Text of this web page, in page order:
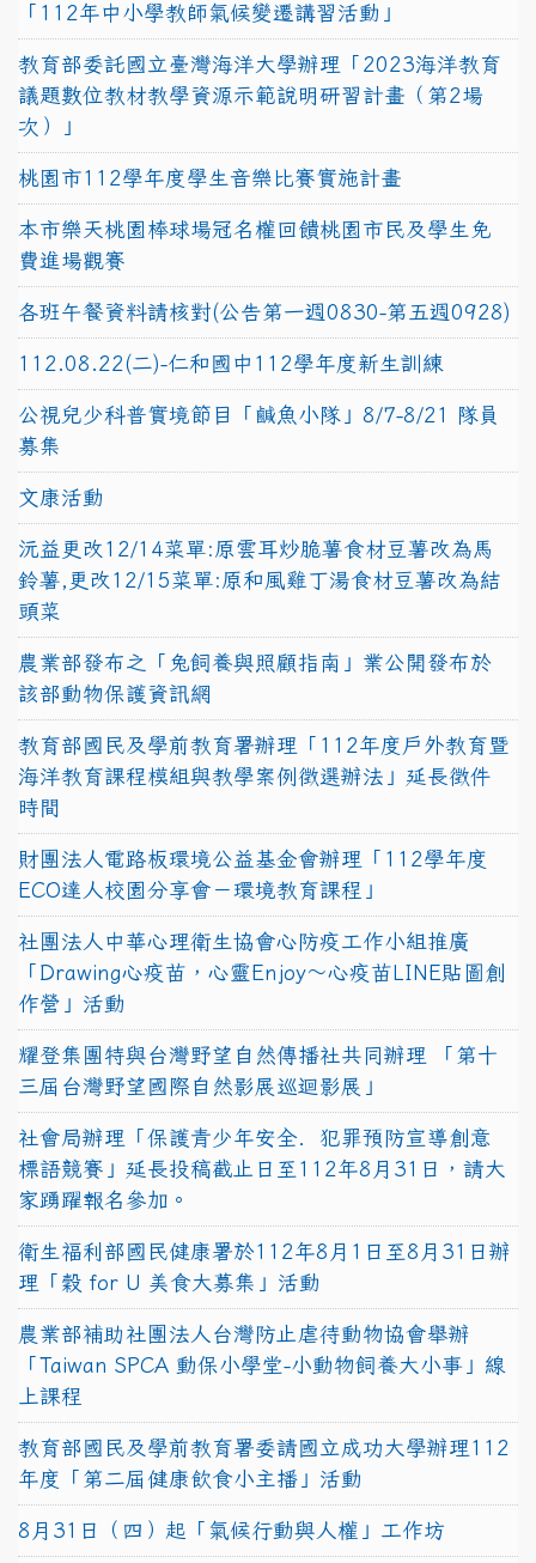
「112年中小學教師氣候變遷講習活動」
教育部委託國立臺灣海洋大學辦理「2023海洋教育
議題數位教材教學資源示範說明研習計畫（第2場
次）」
桃園市112學年度學生音樂比賽實施計畫
本市樂天桃園棒球場冠名權回饋桃園市民及學生免
費進場觀賽
各班午餐資料請核對(公告第一週0830-第五週0928)
112.08.22(二)-仁和國中112學年度新生訓練
公視兒少科普實境節目「鹹魚小隊」8/7-8/21 隊員
募集
文康活動
沅益更改12/14菜單:原雲耳炒脆薯食材豆薯改為馬
鈴薯,更改12/15菜單:原和風雞丁湯食材豆薯改為結
頭菜
農業部發布之「兔飼養與照顧指南」業公開發布於
該部動物保護資訊網
教育部國民及學前教育署辦理「112年度戶外教育暨
海洋教育課程模組與教學案例徵選辦法」延長徵件
時間
財團法人電路板環境公益基金會辦理「112學年度
ECO達人校園分享會－環境教育課程」
社團法人中華心理衛生協會心防疫工作小組推廣
「Drawing心疫苗，心靈Enjoy〜心疫苗LINE貼圖創
作營」活動
耀登集團特與台灣野望自然傳播社共同辦理 「第十
三屆台灣野望國際自然影展巡迴影展」
社會局辦理「保護青少年安全．犯罪預防宣導創意
標語競賽」延長投稿截止日至112年8月31日，請大
家踴躍報名參加。
衛生福利部國民健康署於112年8月1日至8月31日辦
理「穀 for U 美食大募集」活動
農業部補助社團法人台灣防止虐待動物協會舉辦
「Taiwan SPCA 動保小學堂-小動物飼養大小事」線
上課程
教育部國民及學前教育署委請國立成功大學辦理112
年度「第二屆健康飲食小主播」活動
8月31日（四）起「氣候行動與人權」工作坊